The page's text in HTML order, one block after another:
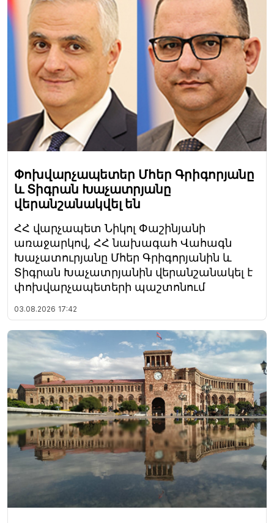
Փոխվարչապետեր Մհեր Գրիգորյանը
և Տիգրան Խաչատրյանը
վերանշանակվել են
ՀՀ վարչապետ Նիկոլ Փաշինյանի
առաջարկով, ՀՀ նախագահ Վահագն
Խաչատուրյանը Մհեր Գրիգորյանին և
Տիգրան Խաչատրյանին վերանշանակել է
փոխվարչապետերի պաշտոնում
03.08.2026 17:42